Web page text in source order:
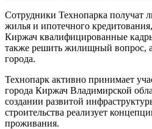
Сотрудники Технопарка получат
жилья и ипотечного
Киржач квалифицированные
также решить жилищный вопрос,
города.
Технопарк активно принимает
города Киржач Владимирской
создании развитой
строительства реализует
проживания.